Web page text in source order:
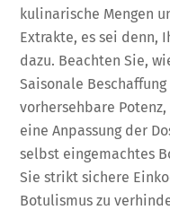
kulinarische Mengen
Extrakte, es sei denn,
dazu. Beachten Sie,
Saisonale
vorhersehbare
eine Anpassung der
selbst eingemachtes
Sie strikt sichere
Botulismus zu